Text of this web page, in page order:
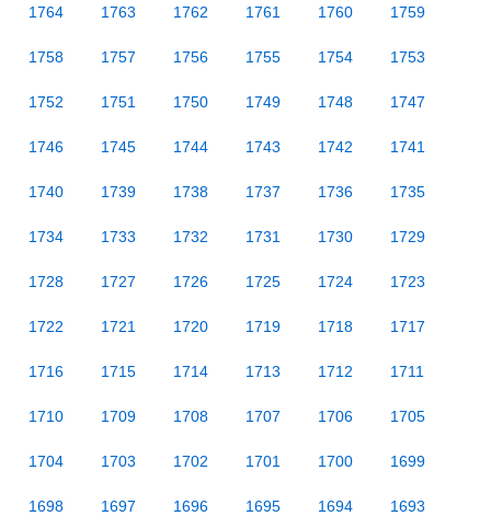
1764 1763 1762 1761 1760 1759
1758 1757 1756 1755 1754 1753
1752 1751 1750 1749 1748 1747
1746 1745 1744 1743 1742 1741
1740 1739 1738 1737 1736 1735
1734 1733 1732 1731 1730 1729
1728 1727 1726 1725 1724 1723
1722 1721 1720 1719 1718 1717
1716 1715 1714 1713 1712 1711
1710 1709 1708 1707 1706 1705
1704 1703 1702 1701 1700 1699
1698 1697 1696 1695 1694 1693